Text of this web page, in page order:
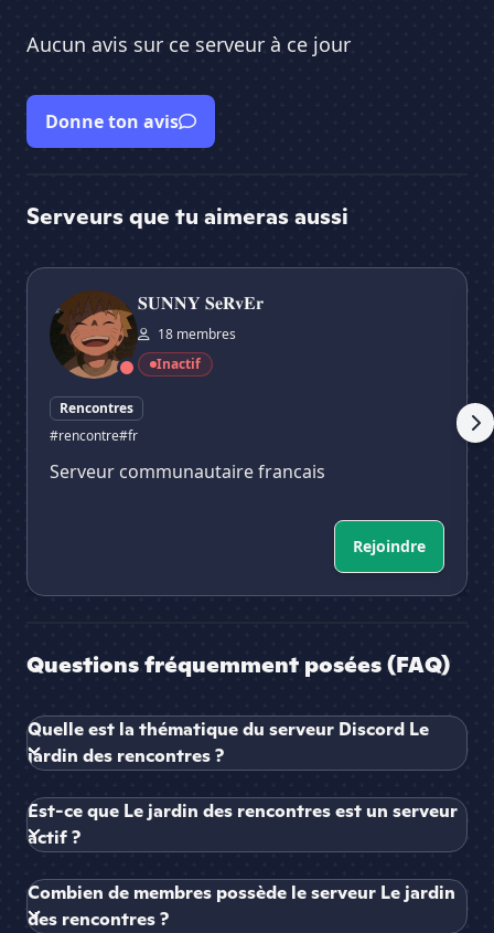
Aucun avis sur ce serveur à ce jour
Donne ton avis
Serveurs que tu aimeras aussi
𝐒𝐔𝐍𝐍𝐘 𝐒𝐞𝐑𝐯𝐄𝐫
𝐒𝐔𝐍𝐍𝐘 𝐒𝐞𝐑𝐯𝐄𝐫
18 membres
Inactif
Rencontres
#rencontre#fr
Serveur communautaire francais
Rejoindre
Questions fréquemment posées (FAQ)
Quelle est la thématique du serveur Discord Le
jardin des rencontres ?
Est-ce que Le jardin des rencontres est un serveur
actif ?
Combien de membres possède le serveur Le jardin
des rencontres ?